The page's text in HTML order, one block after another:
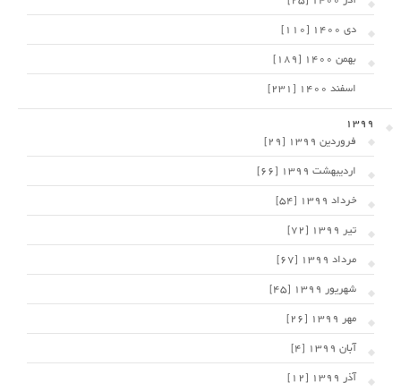
دی 1400 [110]
بهمن 1400 [189]
اسفند 1400 [231]
1399
فروردین 1399 [29]
اردیبهشت 1399 [66]
خرداد 1399 [54]
تیر 1399 [72]
مرداد 1399 [67]
شهریور 1399 [45]
مهر 1399 [26]
آبان 1399 [4]
آذر 1399 [12]